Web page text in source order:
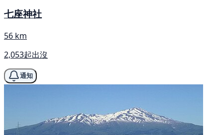
七座神社
56 km
2,053起出沒
通知